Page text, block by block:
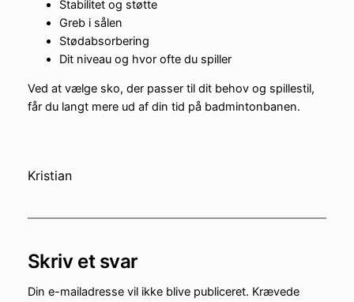
Stabilitet og støtte
Greb i sålen
Stødabsorbering
Dit niveau og hvor ofte du spiller
Ved at vælge sko, der passer til dit behov og spillestil,
får du langt mere ud af din tid på badmintonbanen.
Kristian
Skriv et svar
Din e-mailadresse vil ikke blive publiceret. Krævede